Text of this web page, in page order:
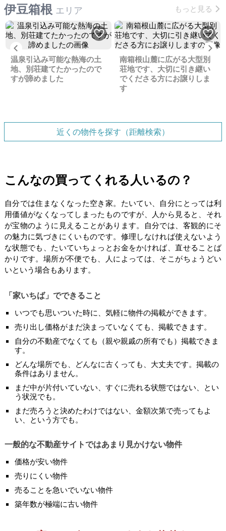
伊豆箱根 エリア もっと見る
Previous
温泉引込み可能な熱海の土
地、別荘建てたかったので
すが諦めました
南箱根山麓に広がる大型別
荘地です、大切に引き継い
でくださる方にお譲りしま
す
近くの物件を探す（距離検索）
こんなの買ってくれる人いるの？
自分では住まなくなった空き家。たいてい、自分にとっては利
用価値がなくなってしまったものですが、人から見ると、それ
が宝物のように見えることがあります。自分では、客観的にそ
の魅力に気づきにくいものです。修理しなければ使えないよう
な状態でも、たいていちょっとお金をかければ、直せることば
かりです。場所が不便でも、人によっては、そこがちょうどい
いという場合もあります。
「家いちば」でできること
いつでも思いついた時に、気軽に物件の掲載ができます。
売り出し価格がまだ決まっていなくても、掲載できます。
自分の不動産でなくても（親や親戚の所有でも）掲載できま
す。
どんな場所でも、どんなに古くっても、大丈夫です。掲載の
条件はありません。
まだ中が片付いていない、すぐに売れる状態ではない、とい
う状況でも。
まだ売ろうと決めたわけではない、金額次第で売ってもよ
い、という方でも。
一般的な不動産サイトではあまり見かけない物件
価格が安い物件
売りにくい物件
売ることを急いでいない物件
築年数が極端に古い物件